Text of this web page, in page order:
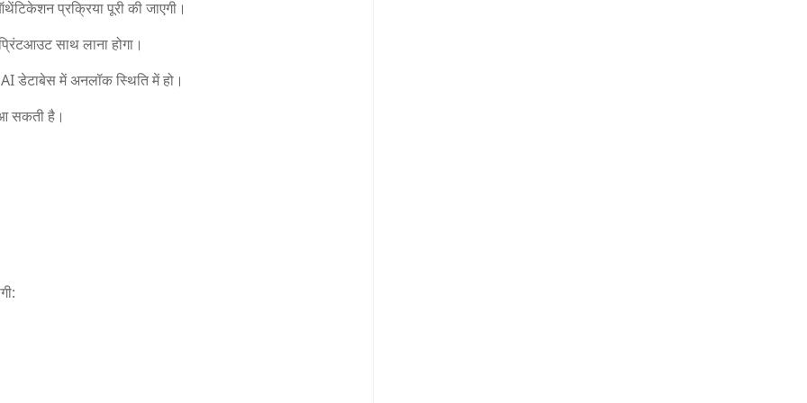
प्रक्रिया पूरी की जाएगी।
साथ लाना होगा।
डेटाबेस में अनलॉक स्थिति में हो।
सकती है।